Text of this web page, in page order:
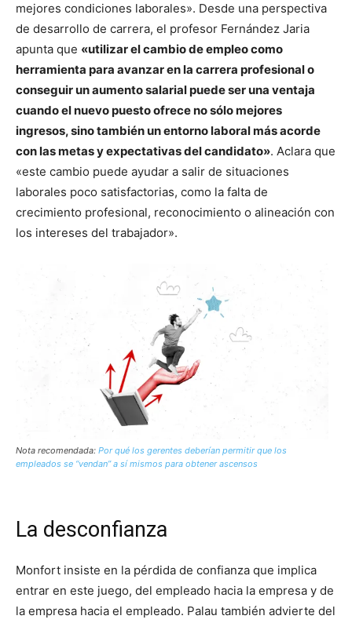
mejores condiciones laborales». Desde una perspectiva
de desarrollo de carrera, el profesor Fernández Jaria
apunta que «utilizar el cambio de empleo como
herramienta para avanzar en la carrera profesional o
conseguir un aumento salarial puede ser una ventaja
cuando el nuevo puesto ofrece no sólo mejores
ingresos, sino también un entorno laboral más acorde
con las metas y expectativas del candidato». Aclara que
«este cambio puede ayudar a salir de situaciones
laborales poco satisfactorias, como la falta de
crecimiento profesional, reconocimiento o alineación con
los intereses del trabajador».
Nota recomendada: Por qué los gerentes deberían permitir que los
empleados se “vendan” a sí mismos para obtener ascensos
La desconfianza
Monfort insiste en la pérdida de confianza que implica
entrar en este juego, del empleado hacia la empresa y de
la empresa hacia el empleado. Palau también advierte del